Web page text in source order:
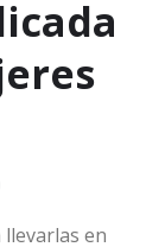
en